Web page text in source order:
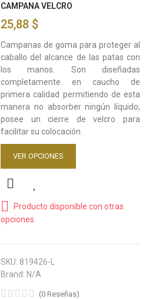
CAMPANA VELCRO
25,88 $
Campanas de goma para proteger al
caballo del alcance de las patas con
los manos. Son diseñadas
completamente en caucho de
primera calidad permitiendo de esta
manera no absorber ningún líquido,
posee un cierre de velcro para
facilitar su colocación.
VER OPCIONES
Producto disponible con otras
opciones
SKU: 819426-L
Brand: N/A
(0 Reseñas)